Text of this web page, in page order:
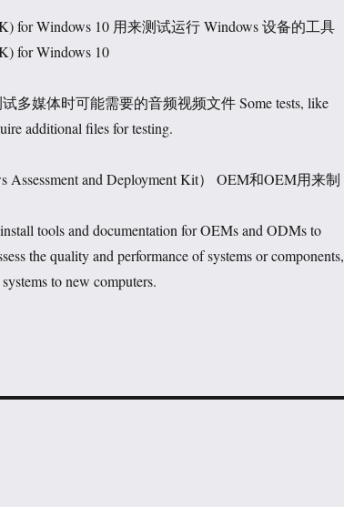
for Windows 10 用来测试运行 Windows 设备的工具
for Windows 10
试多媒体时可能需要的音频视频文件 Some tests, like
additional files for testing.
Assessment and Deployment Kit） OEM和OEM用来制
tools and documentation for OEMs and ODMs to
the quality and performance of systems or components,
to new computers.